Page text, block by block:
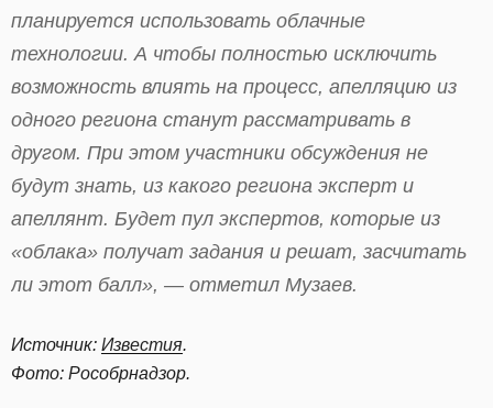
планируется использовать облачные
технологии. А чтобы полностью исключить
возможность влиять на процесс, апелляцию из
одного региона станут рассматривать в
другом. При этом участники обсуждения не
будут знать, из какого региона эксперт и
апеллянт. Будет пул экспертов, которые из
«облака» получат задания и решат, засчитать
ли этот балл», — отметил Музаев.
Источник: Известия.
Фото: Рособрнадзор.